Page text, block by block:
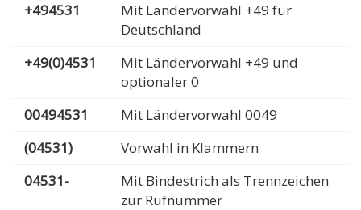
+494531
Mit Ländervorwahl +49 für
Deutschland
+49(0)4531
Mit Ländervorwahl +49 und
optionaler 0
00494531
Mit Ländervorwahl 0049
(04531)
Vorwahl in Klammern
04531-
Mit Bindestrich als Trennzeichen
zur Rufnummer